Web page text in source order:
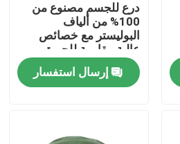
درع للجسم مصنوع من
100% من ألياف
البوليستر مع خصائص
عالية مقاومة للحريق
والأداء
إرسال استفسار